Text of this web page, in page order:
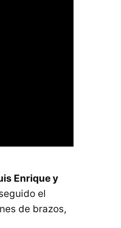
Enrique y
el
de brazos,